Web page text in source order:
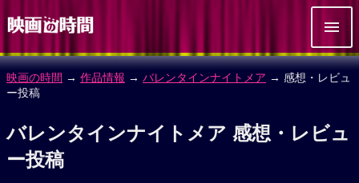
映画の時間 → 作品情報 → バレンタインナイトメア → 感想・レビュ
ー投稿
バレンタインナイトメア 感想・レビュ
ー投稿